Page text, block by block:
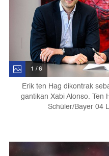
1 / 6
Erik ten Hag dikontrak
gantikan Xabi Alonso. Ten
Schüler/Bayer 04